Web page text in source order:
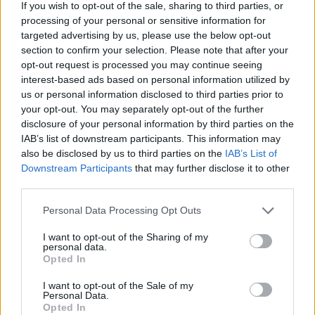
If you wish to opt-out of the sale, sharing to third parties, or
processing of your personal or sensitive information for
targeted advertising by us, please use the below opt-out
section to confirm your selection. Please note that after your
opt-out request is processed you may continue seeing
interest-based ads based on personal information utilized by
us or personal information disclosed to third parties prior to
your opt-out. You may separately opt-out of the further
disclosure of your personal information by third parties on the
IAB’s list of downstream participants. This information may
also be disclosed by us to third parties on the IAB’s List of
Downstream Participants that may further disclose it to other
Personal Data Processing Opt Outs
I want to opt-out of the Sharing of my
personal data.
Opted In
I want to opt-out of the Sale of my
Personal Data.
Opted In
Alibeaj zbulon emrat e
kandidatëve të PD për
institucionin e Avokatit të
Popullit: Kush u votua më
shumë
11:12 / 26/10/2022
Vdekja e Lear Kurtit,
Avokati i Popullit nis
hetimet për ngjarjen
schedule 11:58 / 24/10/2022
zgjedhja e Avokatit të
Popullit
qeli, Avokati i Popullit